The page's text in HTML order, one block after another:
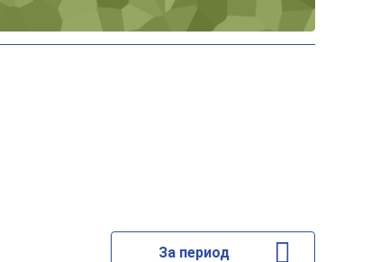
За период